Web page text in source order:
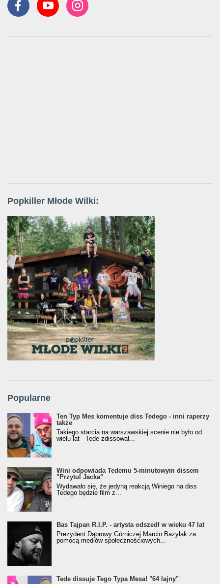
Popkiller Młode Wilki:
Popularne
Ten Typ Mes komentuje diss Tedego - inni raperzy
także
Takiego starcia na warszawskiej scenie nie było od
wielu lat - Tede zdissował...
Wini odpowiada Tedemu 5-minutowym dissem
"Przytul Jacka"
Wydawało się, że jedyną reakcją Winiego na diss
Tedego będzie film z...
Bas Tajpan R.I.P. - artysta odszedł w wieku 47 lat
Prezydent Dąbrowy Górniczej Marcin Bazylak za
pomocą mediów społecznościowych...
Tede dissuje Tego Typa Mesa! "64 lajny"